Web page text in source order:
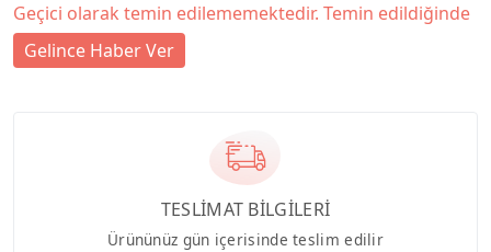
Geçici olarak temin edilememektedir. Temin edildiğinde
Gelince Haber Ver
TESLİMAT BİLGİLERİ
Ürününüz gün içerisinde teslim edilir